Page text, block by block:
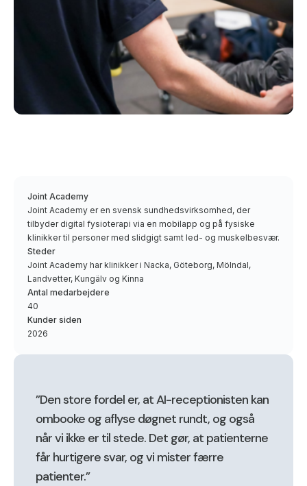
Joint Academy
Joint Academy er en svensk sundhedsvirksomhed, der
tilbyder digital fysioterapi via en mobilapp og på fysiske
klinikker til personer med slidgigt samt led- og muskelbesvær.
Steder
Joint Academy har klinikker i Nacka, Göteborg, Mölndal,
Landvetter, Kungälv og Kinna
Antal medarbejdere
40
Kunder siden
2026
”Den store fordel er, at AI-receptionisten kan
ombooke og aflyse døgnet rundt, og også
når vi ikke er til stede. Det gør, at patienterne
får hurtigere svar, og vi mister færre
patienter.”